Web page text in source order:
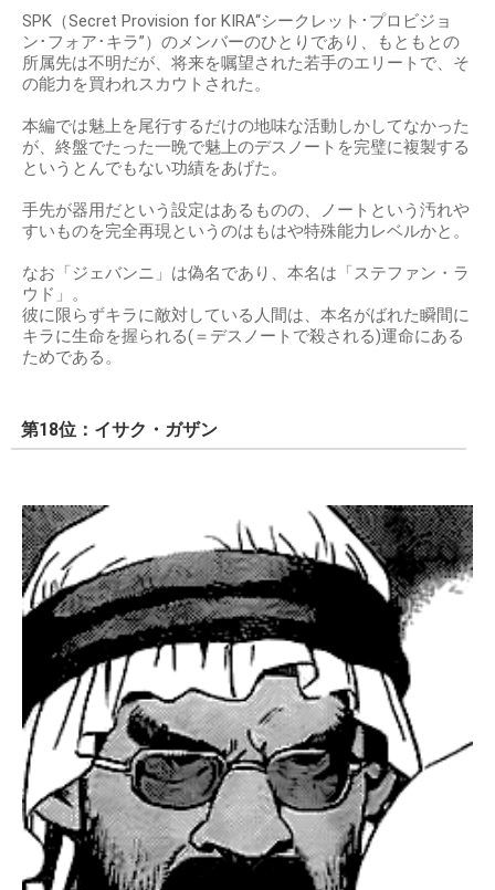
SPK（Secret Provision for KIRA“シークレット･プロビジョ
ン･フォア･キラ”）のメンバーのひとりであり、もともとの
所属先は不明だが、将来を嘱望された若手のエリートで、そ
の能力を買われスカウトされた。
本編では魅上を尾行するだけの地味な活動しかしてなかった
が、終盤でたった一晩で魅上のデスノートを完璧に複製する
というとんでもない功績をあげた。
手先が器用だという設定はあるものの、ノートという汚れや
すいものを完全再現というのはもはや特殊能力レベルかと。
なお「ジェバンニ」は偽名であり、本名は「ステファン・ラ
ウド」。
彼に限らずキラに敵対している人間は、本名がばれた瞬間に
キラに生命を握られる(＝デスノートで殺される)運命にある
ためである。
第18位：イサク・ガザン